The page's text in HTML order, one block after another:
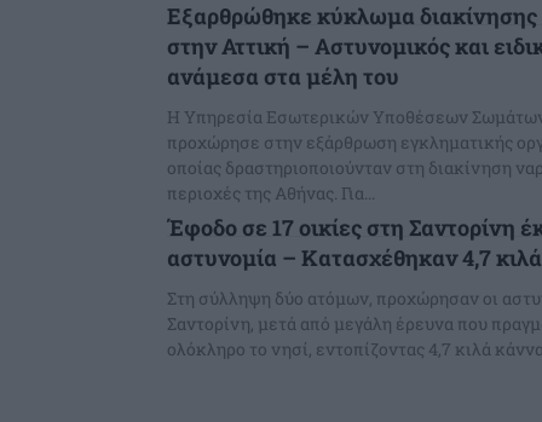
Εξαρθρώθηκε κύκλωμα
στην Αττική – Αστυνομικός και
ανάμεσα στα μέλη του
H Υπηρεσία Εσωτερικών Υποθέσεων
προχώρησε στην εξάρθρωση εγκληματικής
οποίας δραστηριοποιούνταν στη διακίνηση
περιοχές της Αθήνας. Για...
Έφοδο σε 17 οικίες στη Σαντορίνη
αστυνομία – Κατασχέθηκαν 4,7
Στη σύλληψη δύο ατόμων, προχώρησαν οι
Σαντορίνη, μετά από μεγάλη έρευνα που
ολόκληρο το νησί, εντοπίζοντας 4,7 κιλά